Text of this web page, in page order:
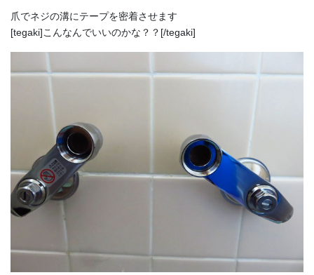
爪でネジの溝にテープを密着させます
[tegaki]こんなんでいいのかな？？[/tegaki]